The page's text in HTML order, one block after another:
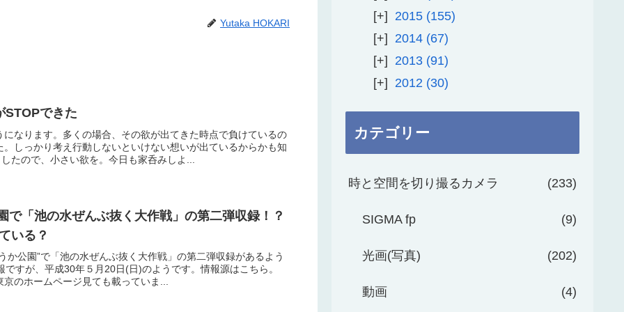
Yutaka HOKARI
STOPできた
なります。多くの場合、その欲が出てきた時点で負けているの
しっかり考え行動しないといけない想いが出ているからかも知
たので、小さい欲を。今日も家呑みしよ...
で「池の水ぜんぶ抜く大作戦」の第二弾収録！？
いる？
か公園”で「池の水ぜんぶ抜く大作戦」の第二弾収録があるよう
すが、平成30年５月20日(日)のようです。情報源はこちら。
のホームページ見ても載っていま...
2015 155
2014 67
2013 91
2012
30
カテゴリー
時と空間を切り撮るカメラ 233
SIGMA fp 9
光画(写真) 202
動画 4